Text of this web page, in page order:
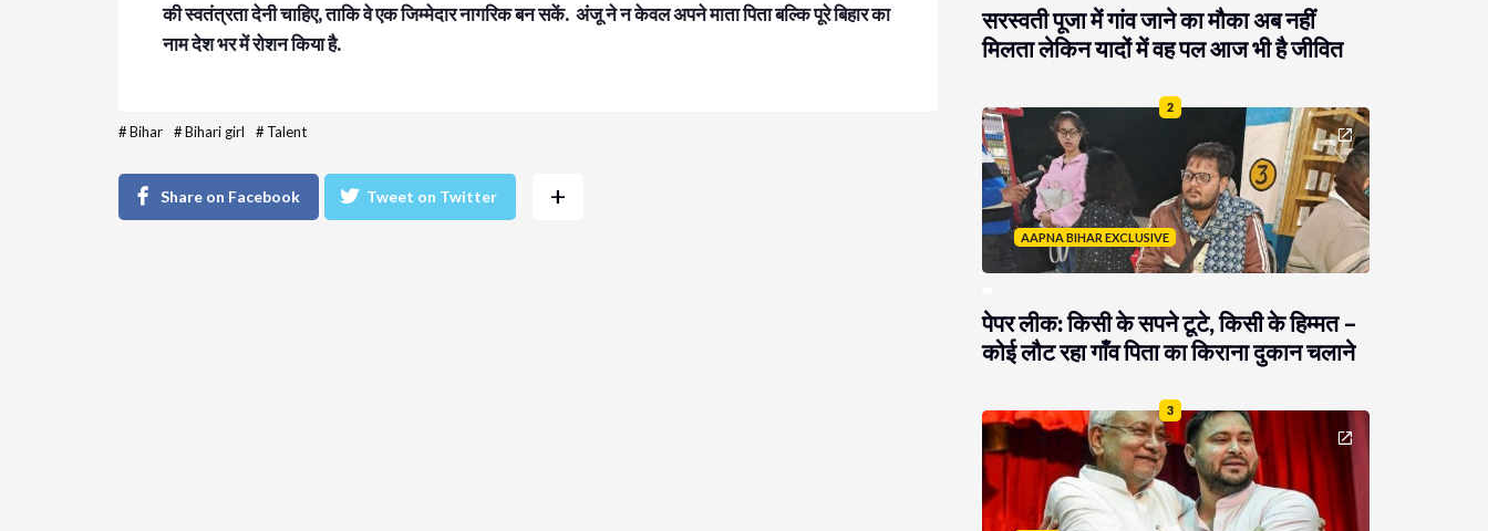
की स्वतंत्रता देनी चाहिए, ताकि वे एक जिम्मेदार नागरिक बन सकें. अंजू ने न केवल अपने माता पिता बल्कि पूरे बिहार का
नाम देश भर में रोशन किया है.
#Bihar #Bihari girl # Talent
Share on Facebook Tweet on Twitter +
सरस्वती पूजा में गांव जाने का मौका अब नहीं
मिलता लेकिन यादों में वह पल आज भी है जीवित
2
AAPNA BIHAR EXCLUSIVE
पेपर लीक: किसी के सपने टूटे, किसी के हिम्मत –
कोई लौट रहा गाँव पिता का किराना दुकान चलाने
3